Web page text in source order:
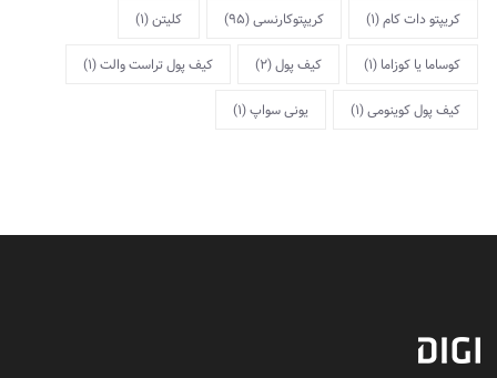
کریپتو دات کام(1) کریپتوکارنسی(95) کلیتن(1)
کوساما یا کوزاما (1) کیف پول(2) کیف پول تراست والت(1)
کیف پول کوینومی(1) یونی سواپ(1)